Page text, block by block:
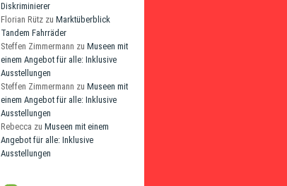
Diskriminierer
Florian Rützzu Marktüberblick
Tandem Fahrräder
Steffen Zimmermann zu Museen mit
einem Angebot für alle: Inklusive
Ausstellungen
Steffen Zimmermann zu Museen mit
einem Angebot für alle: Inklusive
Ausstellungen
Rebecca zu Museen mit einem
Angebot für alle: Inklusive
Ausstellungen